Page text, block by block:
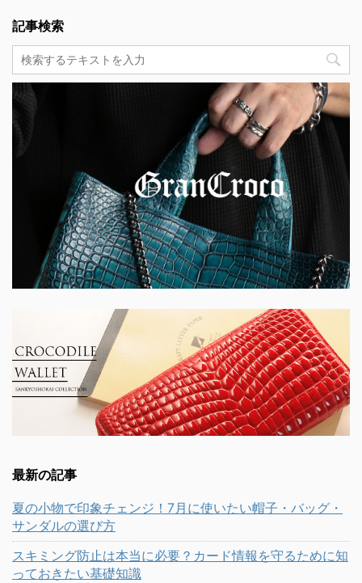
記事検索
最新の記事
夏の小物で印象チェンジ！7月に使いたい帽子・バッグ・
サンダルの選び方
スキミング防止は本当に必要？カード情報を守るために知
っておきたい基礎知識